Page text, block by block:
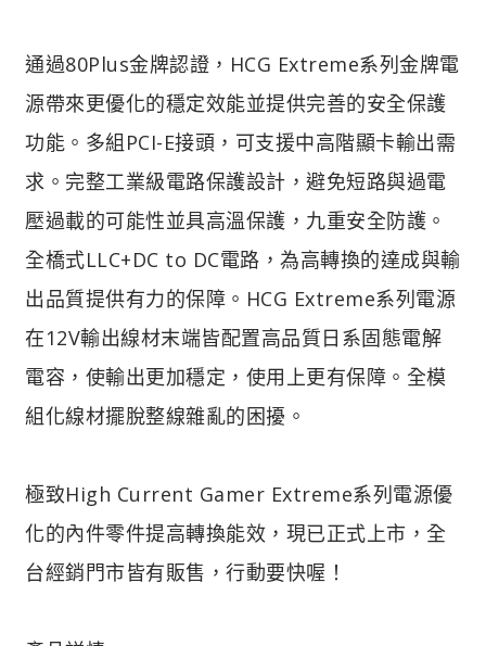
通過80Plus金牌認證，HCG Extreme系列金牌電
源帶來更優化的穩定效能並提供完善的安全保護
功能。多組PCI-E接頭，可支援中高階顯卡輸出需
求。完整工業級電路保護設計，避免短路與過電
壓過載的可能性並具高溫保護，九重安全防護。
全橋式LLC+DC to DC電路，為高轉換的達成與輸
出品質提供有力的保障。HCG Extreme系列電源
在12V輸出線材末端皆配置高品質日系固態電解
電容，使輸出更加穩定，使用上更有保障。全模
組化線材擺脫整線雜亂的困擾。
極致High Current Gamer Extreme系列電源優
化的內件零件提高轉換能效，現已正式上市，全
台經銷門市皆有販售，行動要快喔！